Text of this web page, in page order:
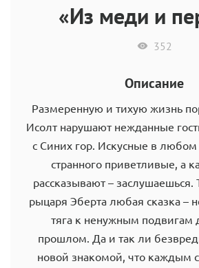
«Из меди и
352
Описание
Размеренную и тихую жизнь
Исолт нарушают нежданные
с Синих гор. Искусные в любом
странного приветливые, а
рассказывают – заслушаешься.
рыцаря Эберта любая сказка –
тяга к ненужным подвигам
прошлом. Да и так ли
новой знакомой, что каждым